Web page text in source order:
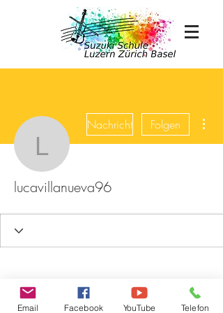
lucavillanueva96
Nachricht Folgen
lucavillanueva96
Email Facebook YouTube Telefon